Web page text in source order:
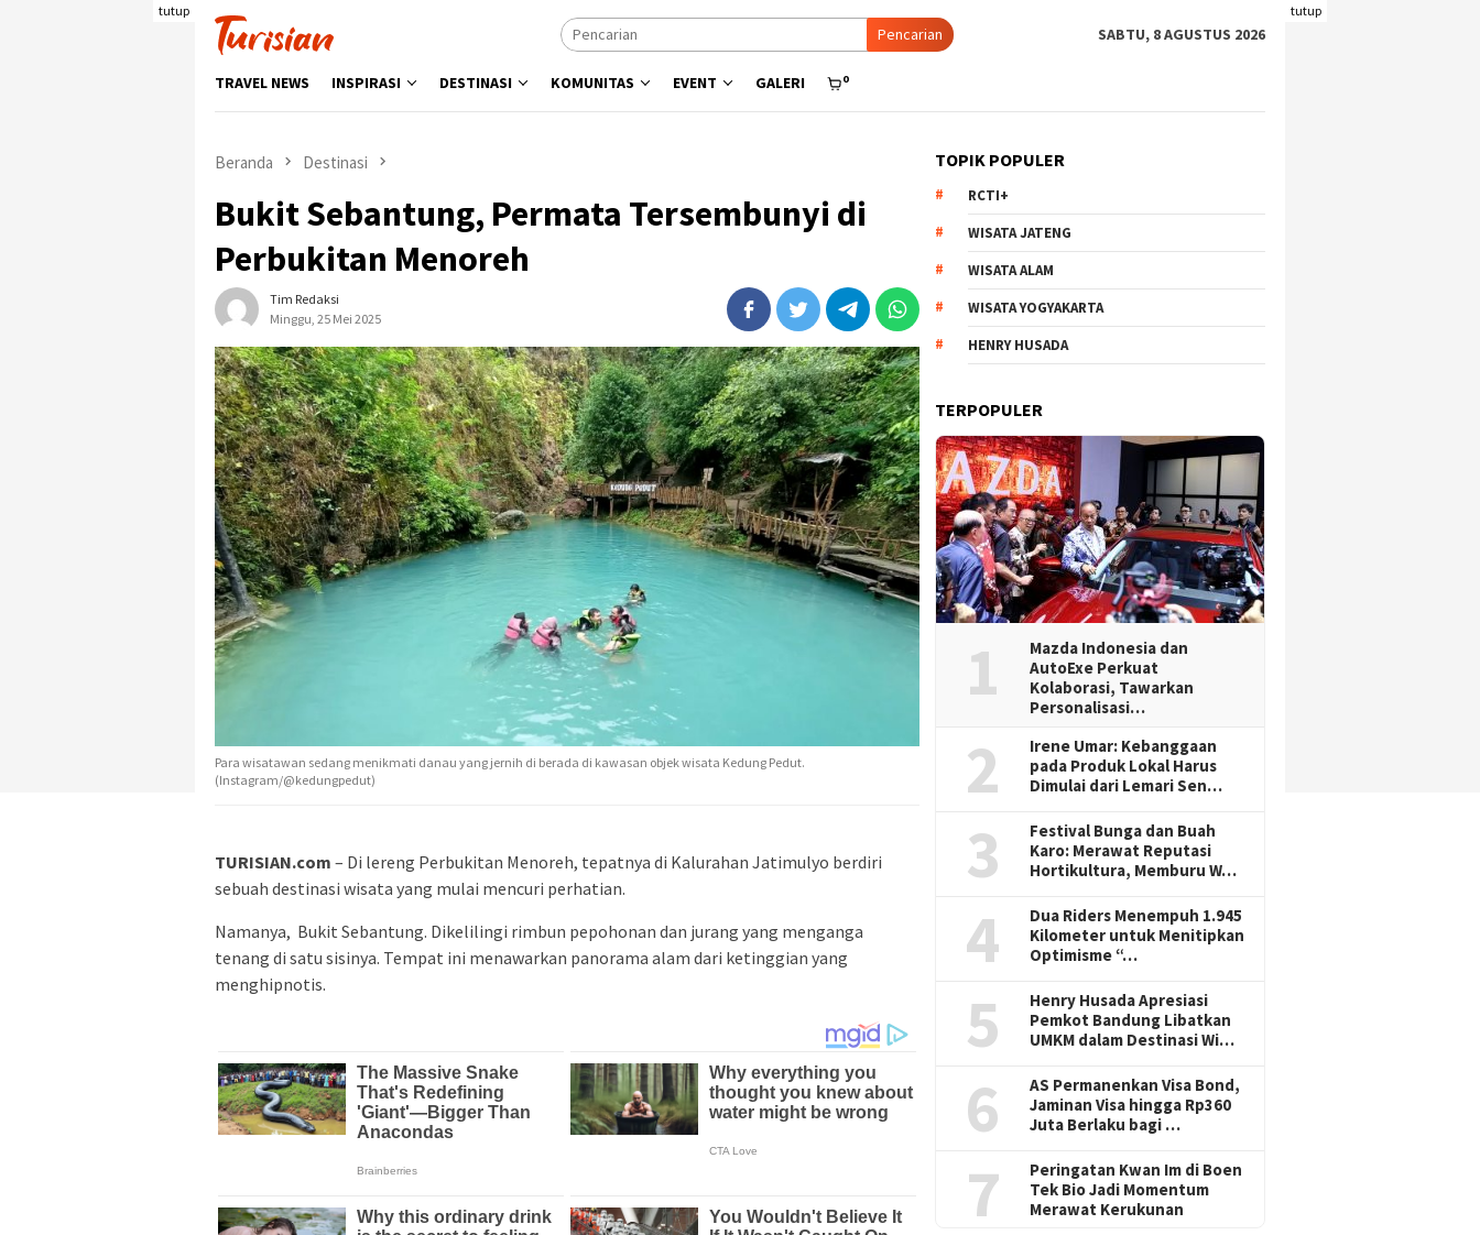
tutup tutup
Pencarian SABTU, 8 AGUSTUS 2026
TRAVEL NEWS INSPIRASI DESTINASI KOMUNITAS EVENT GALERI 0
Beranda Destinasi
Bukit Sebantung, Permata Tersembunyi di
Perbukitan Menoreh
Tim Redaksi
Minggu, 25 Mei 2025
Para wisatawan sedang menikmati danau yang jernih di berada di kawasan objek wisata Kedung Pedut.
(Instagram/@kedungpedut)
TURISIAN.com – Di lereng Perbukitan Menoreh, tepatnya di Kalurahan Jatimulyo berdiri
sebuah destinasi wisata yang mulai mencuri perhatian.
Namanya, Bukit Sebantung. Dikelilingi rimbun pepohonan dan jurang yang menganga
tenang di satu sisinya. Tempat ini menawarkan panorama alam dari ketinggian yang
menghipnotis.
TOPIK POPULER
RCTI+
WISATA JATENG
WISATA ALAM
WISATA YOGYAKARTA
HENRY HUSADA
TERPOPULER
1
Mazda Indonesia dan
AutoExe Perkuat
Kolaborasi, Tawarkan
Personalisasi…
2
Irene Umar: Kebanggaan
pada Produk Lokal Harus
Dimulai dari Lemari Sen…
3
Festival Bunga dan Buah
Karo: Merawat Reputasi
Hortikultura, Memburu W…
4
Dua Riders Menempuh 1.945
Kilometer untuk Menitipkan
Optimisme “…
5
Henry Husada Apresiasi
Pemkot Bandung Libatkan
UMKM dalam Destinasi Wi…
6
AS Permanenkan Visa Bond,
Jaminan Visa hingga Rp360
Juta Berlaku bagi …
7
Peringatan Kwan Im di Boen
Tek Bio Jadi Momentum
Merawat Kerukunan